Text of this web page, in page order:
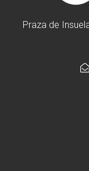
Praza de